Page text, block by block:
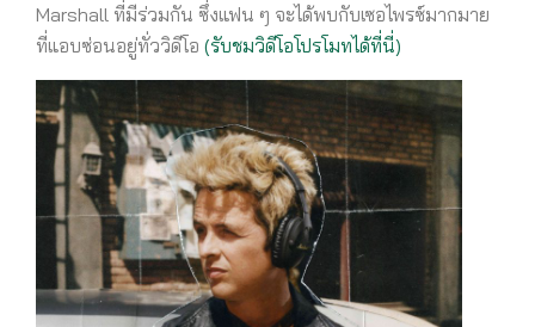
Marshall ที่มีร่วมกัน ซึ่งแฟน ๆ จะได้พบกับเซอไพรซ์มากมาย
ที่แอบซ่อนอยู่ทั่ววิดีโอ (รับชมวิดีโอโปรโมทได้ที่นี่)